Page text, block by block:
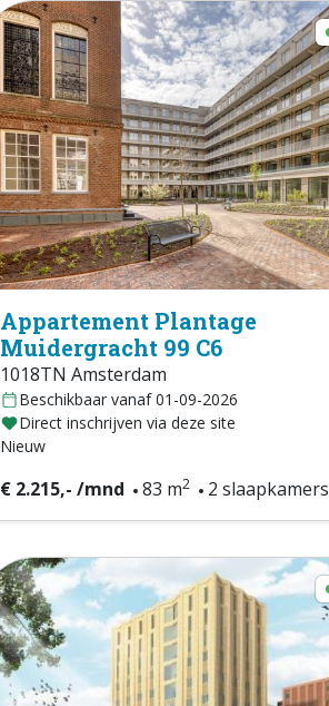
Appartement Plantage
Muidergracht 99 C6
1018TN Amsterdam
Beschikbaar vanaf 01-09-2026
Direct inschrijven via deze site
Nieuw
€ 2.215,- /mnd 83 m2 2 slaapkamers